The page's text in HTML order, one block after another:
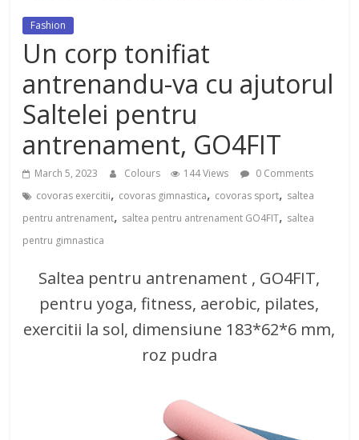
Fashion
Un corp tonifiat
antrenandu-va cu ajutorul
Saltelei pentru
antrenament, GO4FIT
March 5, 2023 Colours 144 Views
0 Comments
covoras exercitii, covoras gimnastica, covoras sport, saltea
pentru antrenament, saltea pentru antrenament GO4FIT, saltea
pentru gimnastica
Saltea pentru antrenament , GO4FIT,
pentru yoga, fitness, aerobic, pilates,
exercitii la sol, dimensiune 183*62*6 mm,
roz pudra